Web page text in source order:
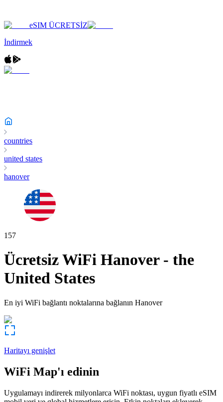
eSIM ÜCRETSİZ
İndirmek
countries
united states
hanover
157
Ücretsiz WiFi Hanover- the
United States
En iyi WiFi bağlantı noktalarına bağlanın Hanover
Haritayı genişlet
WiFi Map'ı edinin
Uygulamayı indirerek milyonlarca WiFi noktası, uygun fiyatlı eSIM